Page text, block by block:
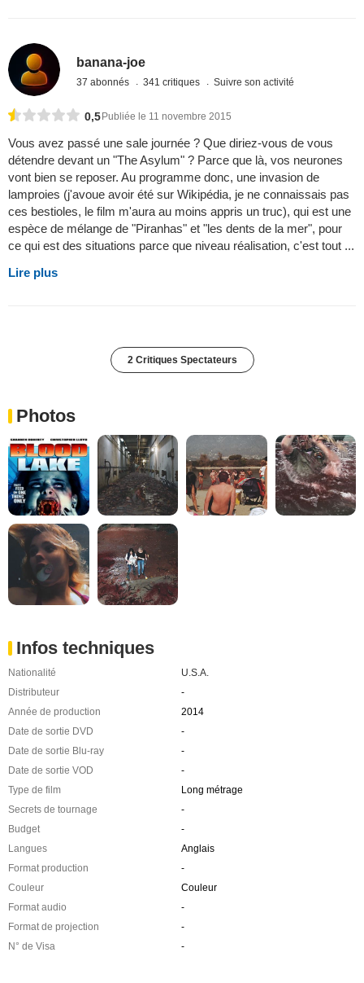
banana-joe
37 abonnés 341 critiques Suivre son activité
0,5Publiée le 11 novembre 2015
Vous avez passé une sale journée ? Que diriez-vous de vous
détendre devant un "The Asylum" ? Parce que là, vos neurones
vont bien se reposer. Au programme donc, une invasion de
lamproies (j'avoue avoir été sur Wikipédia, je ne connaissais pas
ces bestioles, le film m'aura au moins appris un truc), qui est une
espèce de mélange de "Piranhas" et "les dents de la mer", pour
ce qui est des situations parce que niveau réalisation, c'est tout ...
Lire plus
2 Critiques Spectateurs
Photos
Infos techniques
Nationalité
U.S.A.
Distributeur
-
Année de production
2014
Date de sortie DVD
-
Date de sortie Blu-ray
-
Date de sortie VOD
-
Type de film
Long métrage
Secrets de tournage
-
Budget
-
Langues
Anglais
Format production
-
Couleur
Couleur
Format audio
-
Format de projection
-
N° de Visa
-